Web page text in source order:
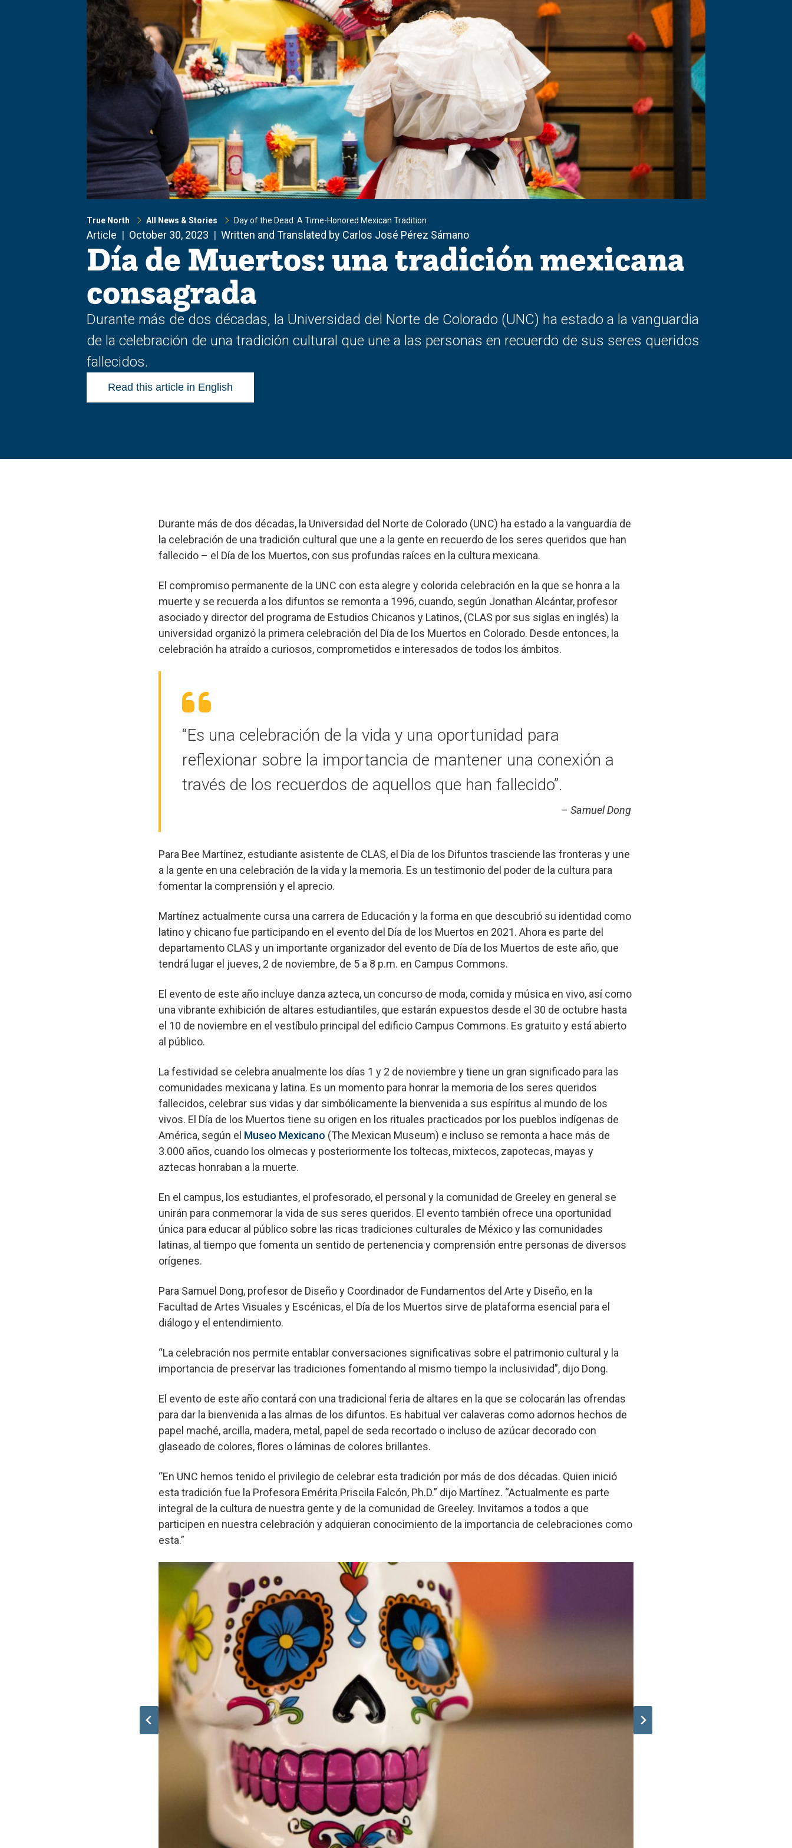
True North All News & Stories Day of the Dead: A Time-Honored Mexican Tradition
Article October 30, 2023 Written and Translated by Carlos José Pérez Sámano
Día de Muertos: una tradición mexicana
consagrada
Durante más de dos décadas, la Universidad del Norte de Colorado (UNC) ha estado a la vanguardia
de la celebración de una tradición cultural que une a las personas en recuerdo de sus seres queridos
fallecidos.
Read this article in English
Durante más de dos décadas, la Universidad del Norte de Colorado (UNC) ha estado a la vanguardia de
la celebración de una tradición cultural que une a la gente en recuerdo de los seres queridos que han
fallecido – el Día de los Muertos, con sus profundas raíces en la cultura mexicana.
El compromiso permanente de la UNC con esta alegre y colorida celebración en la que se honra a la
muerte y se recuerda a los difuntos se remonta a 1996, cuando, según Jonathan Alcántar, profesor
asociado y director del programa de Estudios Chicanos y Latinos, (CLAS por sus siglas en inglés) la
universidad organizó la primera celebración del Día de los Muertos en Colorado. Desde entonces, la
celebración ha atraído a curiosos, comprometidos e interesados de todos los ámbitos.
“Es una celebración de la vida y una oportunidad para
reflexionar sobre la importancia de mantener una conexión a
través de los recuerdos de aquellos que han fallecido”.
– Samuel Dong
Para Bee Martínez, estudiante asistente de CLAS, el Día de los Difuntos trasciende las fronteras y une
a la gente en una celebración de la vida y la memoria. Es un testimonio del poder de la cultura para
fomentar la comprensión y el aprecio.
Martínez actualmente cursa una carrera de Educación y la forma en que descubrió su identidad como
latino y chicano fue participando en el evento del Día de los Muertos en 2021. Ahora es parte del
departamento CLAS y un importante organizador del evento de Día de los Muertos de este año, que
tendrá lugar el jueves, 2 de noviembre, de 5 a 8 p.m. en Campus Commons.
El evento de este año incluye danza azteca, un concurso de moda, comida y música en vivo, así como
una vibrante exhibición de altares estudiantiles, que estarán expuestos desde el 30 de octubre hasta
el 10 de noviembre en el vestíbulo principal del edificio Campus Commons. Es gratuito y está abierto
al público.
La festividad se celebra anualmente los días 1 y 2 de noviembre y tiene un gran significado para las
comunidades mexicana y latina. Es un momento para honrar la memoria de los seres queridos
fallecidos, celebrar sus vidas y dar simbólicamente la bienvenida a sus espíritus al mundo de los
vivos. El Día de los Muertos tiene su origen en los rituales practicados por los pueblos indígenas de
América, según el Museo Mexicano (The Mexican Museum) e incluso se remonta a hace más de
3.000 años, cuando los olmecas y posteriormente los toltecas, mixtecos, zapotecas, mayas y
aztecas honraban a la muerte.
En el campus, los estudiantes, el profesorado, el personal y la comunidad de Greeley en general se
unirán para conmemorar la vida de sus seres queridos. El evento también ofrece una oportunidad
única para educar al público sobre las ricas tradiciones culturales de México y las comunidades
latinas, al tiempo que fomenta un sentido de pertenencia y comprensión entre personas de diversos
orígenes.
Para Samuel Dong, profesor de Diseño y Coordinador de Fundamentos del Arte y Diseño, en la
Facultad de Artes Visuales y Escénicas, el Día de los Muertos sirve de plataforma esencial para el
diálogo y el entendimiento.
“La celebración nos permite entablar conversaciones significativas sobre el patrimonio cultural y la
importancia de preservar las tradiciones fomentando al mismo tiempo la inclusividad”, dijo Dong.
El evento de este año contará con una tradicional feria de altares en la que se colocarán las ofrendas
para dar la bienvenida a las almas de los difuntos. Es habitual ver calaveras como adornos hechos de
papel maché, arcilla, madera, metal, papel de seda recortado o incluso de azúcar decorado con
glaseado de colores, flores o láminas de colores brillantes.
“En UNC hemos tenido el privilegio de celebrar esta tradición por más de dos décadas. Quien inició
esta tradición fue la Profesora Emérita Priscila Falcón, Ph.D.” dijo Martínez. “Actualmente es parte
integral de la cultura de nuestra gente y de la comunidad de Greeley. Invitamos a todos a que
participen en nuestra celebración y adquieran conocimiento de la importancia de celebraciones como
esta.”